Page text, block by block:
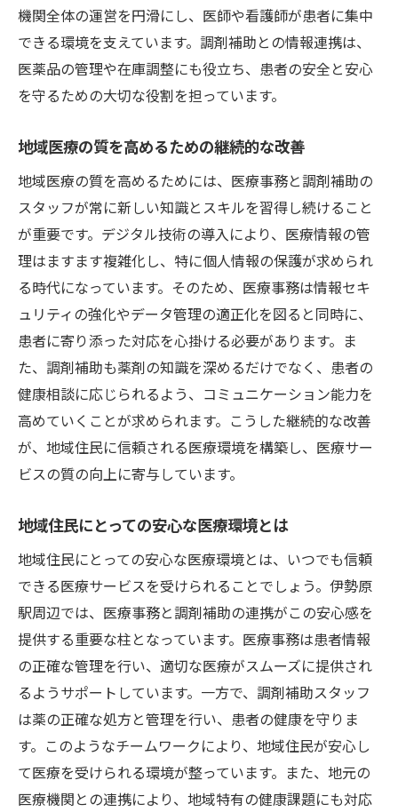
機関全体の運営を円滑にし、医師や看護師が患者に集中
できる環境を支えています。調剤補助との情報連携は、
医薬品の管理や在庫調整にも役立ち、患者の安全と安心
を守るための大切な役割を担っています。
地域医療の質を高めるための継続的な改善
地域医療の質を高めるためには、医療事務と調剤補助の
スタッフが常に新しい知識とスキルを習得し続けること
が重要です。デジタル技術の導入により、医療情報の管
理はますます複雑化し、特に個人情報の保護が求められ
る時代になっています。そのため、医療事務は情報セキ
ュリティの強化やデータ管理の適正化を図ると同時に、
患者に寄り添った対応を心掛ける必要があります。ま
た、調剤補助も薬剤の知識を深めるだけでなく、患者の
健康相談に応じられるよう、コミュニケーション能力を
高めていくことが求められます。こうした継続的な改善
が、地域住民に信頼される医療環境を構築し、医療サー
ビスの質の向上に寄与しています。
地域住民にとっての安心な医療環境とは
地域住民にとっての安心な医療環境とは、いつでも信頼
できる医療サービスを受けられることでしょう。伊勢原
駅周辺では、医療事務と調剤補助の連携がこの安心感を
提供する重要な柱となっています。医療事務は患者情報
の正確な管理を行い、適切な医療がスムーズに提供され
るようサポートしています。一方で、調剤補助スタッフ
は薬の正確な処方と管理を行い、患者の健康を守りま
す。このようなチームワークにより、地域住民が安心し
て医療を受けられる環境が整っています。また、地元の
医療機関との連携により、地域特有の健康課題にも対応